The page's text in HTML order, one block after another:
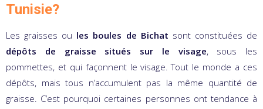
Tunisie?
Les graisses ou les boules de Bichat sont constituées de
dépôts de graisse situés sur le visage, sous les
pommettes, et qui façonnent le visage. Tout le monde a ces
dépôts, mais tous n’accumulent pas la même quantité de
graisse. C’est pourquoi certaines personnes ont tendance à